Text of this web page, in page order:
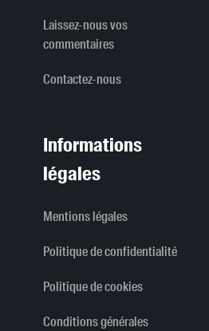
Laissez-nous vos
commentaires
Contactez-nous
Informations
légales
Mentions légales
Politique de confidentialité
Politique de cookies
Conditions générales